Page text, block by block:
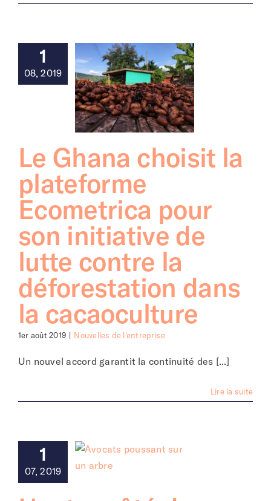
1
08, 2019
Le Ghana choisit la
plateforme
Ecometrica pour
son initiative de
lutte contre la
déforestation dans
la cacaoculture
1er août 2019 | Nouvelles de l'entreprise
Un nouvel accord garantit la continuité des [...]
Lire la suite
1
07, 2019